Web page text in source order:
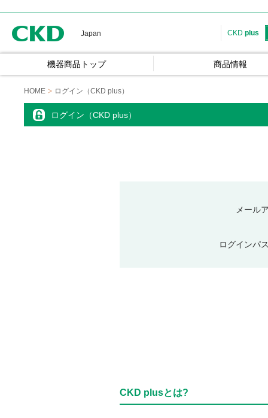
Japan CKD plus
機器商品トップ 商品情報
HOME ログイン（CKD plus）
ログイン（CKD plus）
メール
ログインパ
CKD plusとは?